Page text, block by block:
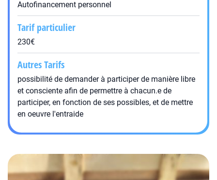
Autofinancement personnel
Tarif particulier
230€
Autres Tarifs
possibilité de demander à participer de manière libre
et consciente afin de permettre à chacun.e de
participer, en fonction de ses possibles, et de mettre
en oeuvre l'entraide